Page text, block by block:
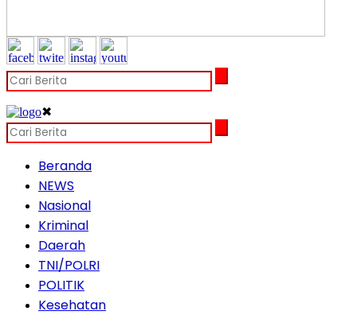
✖
Beranda
NEWS
Nasional
Kriminal
Daerah
TNI/POLRI
POLITIK
Kesehatan